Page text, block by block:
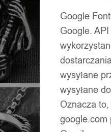
Google
Google.
wysyłane
wysyłane
Oznacza
google.com